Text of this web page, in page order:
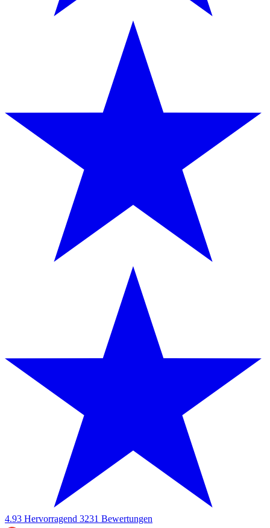
4.93 Hervorragend 3231 Bewertungen